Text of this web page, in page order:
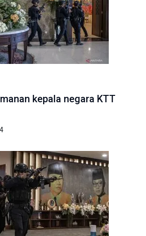
kepala negara KTT